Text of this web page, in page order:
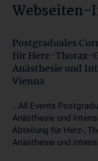
Webseiten-
Postgraduales
für Herz-Thorax-
Anästhesie und
Vienna
...All Events
Anästhesie und
Abteilung für Herz-,
Anästhesie und